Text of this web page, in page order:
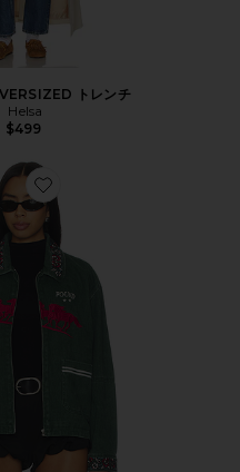
トレンチ
Helsa
$499
Favorite JOCKEY CLUB シャケ